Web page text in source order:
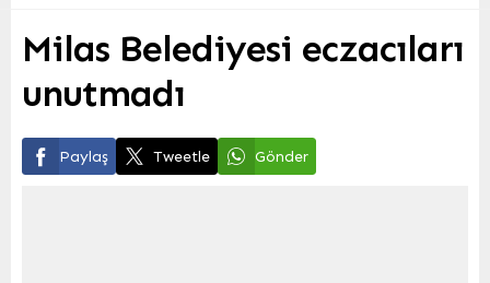
Milas Belediyesi eczacıları
unutmadı
Paylaş Tweetle Gönder